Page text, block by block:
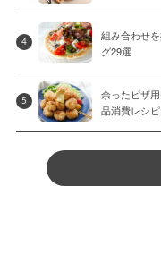
4
組み合わせ
グ29選
5
余ったピザ
品消費レシ